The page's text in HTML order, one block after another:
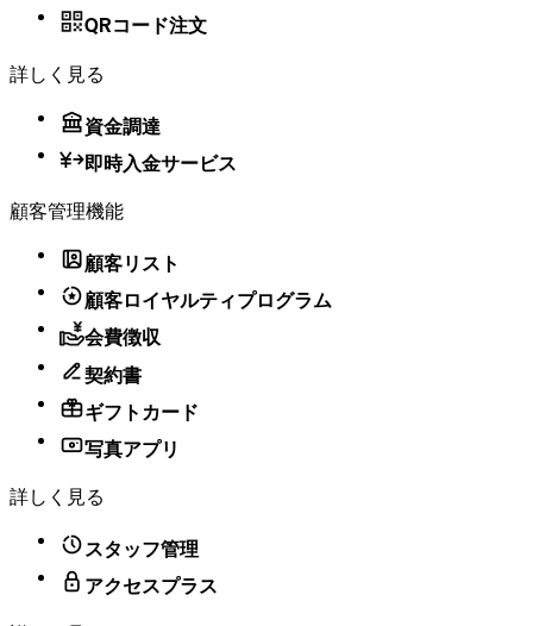
QRコード注文
詳しく見る
資金調達
即時入金サービス
顧客管理機能
顧客リスト
顧客ロイヤルティプログラム
会費徴収
契約書
ギフトカード
写真アプリ
詳しく見る
スタッフ管理
アクセスプラス